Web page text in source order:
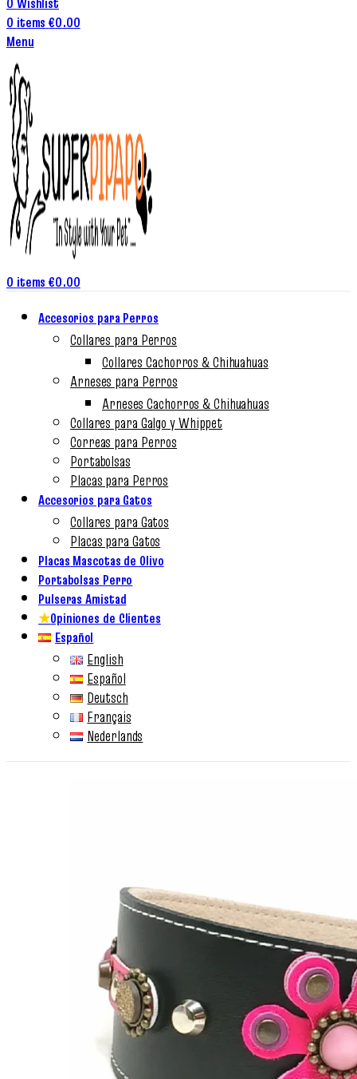
0 items €0.00
Menu
0 items €0.00
Accesorios para Perros
Collares para Perros
Collares Cachorros & Chihuahuas
Arneses para Perros
Arneses Cachorros & Chihuahuas
Collares para Galgo y Whippet
Correas para Perros
Portabolsas
Placas para Perros
Accesorios para Gatos
Collares para Gatos
Placas para Gatos
Placas Mascotas de Olivo
Portabolsas Perro
Pulseras Amistad
★Opiniones de Clientes
Español
English
Español
Deutsch
Français
Nederlands